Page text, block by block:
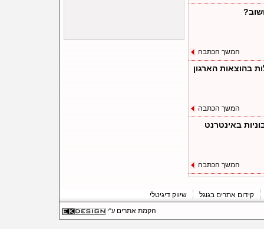
המשך הכתבה
בהוצאות הארגון
המשך הכתבה
באינטרנט
המשך הכתבה
קידום אתרים בגוגל
שיווק דיגיטלי
הקמת אתרים ע"י